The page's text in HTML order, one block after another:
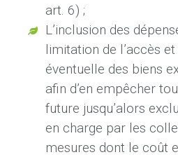
art. 6) ;
L’inclusion des
limitation de l’accès
éventuelle des biens
afin d’en empêcher
future jusqu’alors
en charge par les
mesures dont le coût